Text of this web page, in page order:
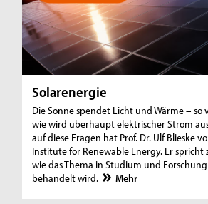
Solarenergie
Die Sonne spendet Licht und Wärme – so
wie wird überhaupt elektrischer Strom
auf diese Fragen hat Prof. Dr. Ulf Blieske
Institute for Renewable Energy. Er
wie das Thema in Studium und
behandelt wird.
Mehr